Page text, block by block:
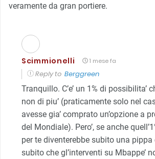
veramente da gran portiere.
Scimmionelli 1 mese fa
Reply to Berggreen
Tranquillo. C’e’ un 1% di possibilita’
non di piu’ (praticamente solo nel
avesse gia’ comprato un’opzione a
del Mondiale). Pero’, se anche
per te diventerebbe subito una
subito che gl’interventi su Mbappe’